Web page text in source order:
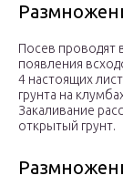
Посев проводят
появления
4 настоящих
грунта на
Закаливание
открытый грунт.